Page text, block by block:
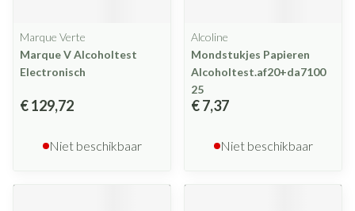
Marque Verte
Marque V Alcoholtest
Electronisch
€ 129,72
Niet beschikbaar
Alcoline
Mondstukjes Papieren
Alcoholtest.af20+da7100
25
€ 7,37
Niet beschikbaar